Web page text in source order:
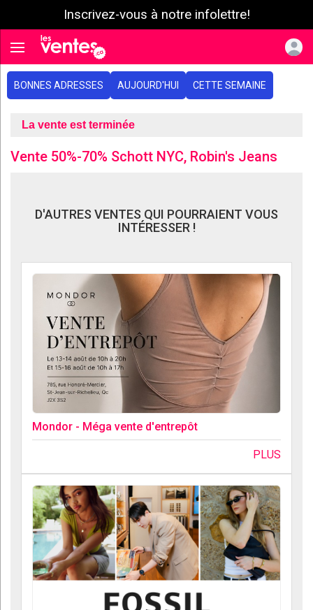
Inscrivez-vous à notre infolettre!
Toggle navigation
BONNES ADRESSES AUJOURD'HUI CETTE SEMAINE
La vente est terminée
Vente 50%-70% Schott NYC, Robin's Jeans
D'AUTRES VENTES QUI POURRAIENT VOUS
INTÉRESSER !
Mondor - Méga vente d'entrepôt
PLUS